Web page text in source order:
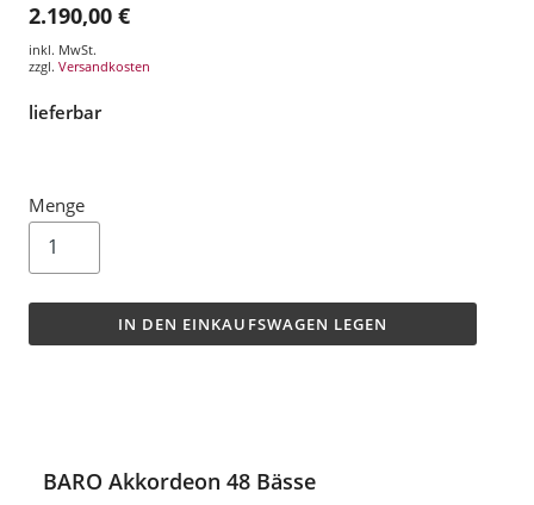
2.190,00 €
inkl. MwSt.
zzgl. Versandkosten
lieferbar
Menge
IN DEN EINKAUFSWAGEN LEGEN
BARO Akkordeon 48 Bässe